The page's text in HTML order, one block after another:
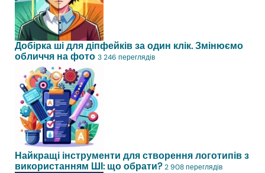
Добірка ші для діпфейків за один клік. Змінюємо
обличчя на фото 3 246 переглядів
Найкращі інструменти для створення логотипів з
використанням ШІ: що обрати? 2 908 переглядів